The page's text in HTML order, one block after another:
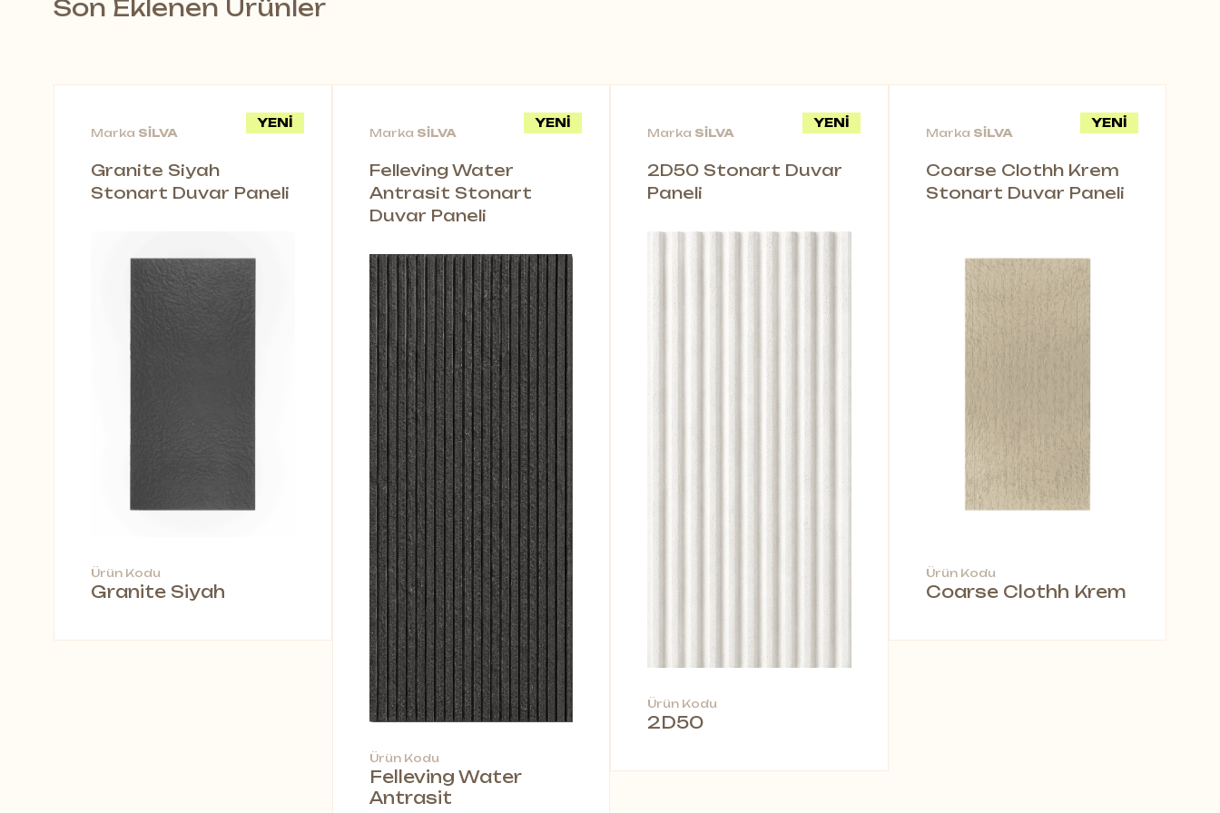
Son Eklenen Ürünler
YENİ
Marka SİLVA
Granite Siyah
Stonart Duvar Paneli
Ürün Kodu
Granite Siyah
YENİ
Marka SİLVA
Felleving Water
Antrasit Stonart
Duvar Paneli
Ürün Kodu
Felleving Water
Antrasit
YENİ
Marka SİLVA
2D50 Stonart Duvar
Paneli
Ürün Kodu
2D50
YENİ
Marka SİLVA
Coarse Clothh Krem
Stonart Duvar Paneli
Ürün Kodu
Coarse Clothh Krem